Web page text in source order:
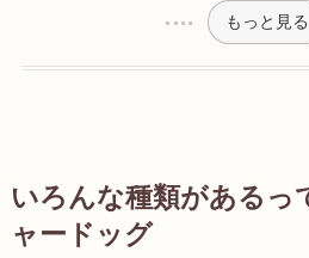
もっと見る
いろんな種類があるっ
ャードッグ